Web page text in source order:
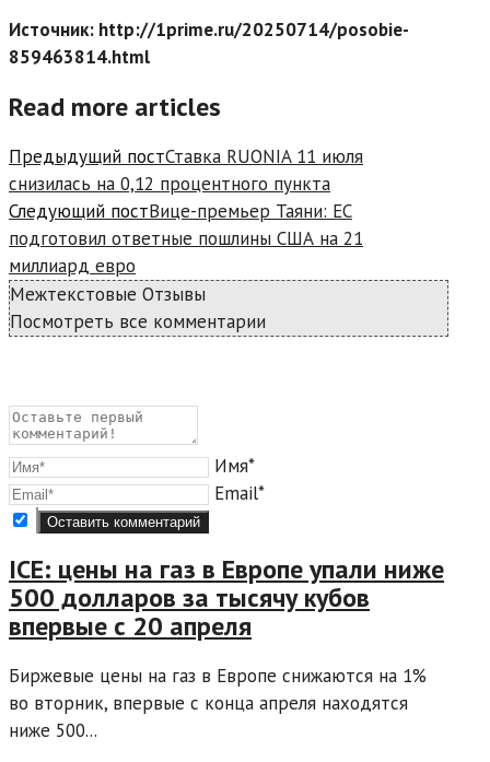
Источник: http://1prime.ru/20250714/posobie-
859463814.html
Read more articles
Предыдущий постСтавка RUONIA 11 июля
снизилась на 0,12 процентного пункта
Следующий постВице-премьер Таяни: ЕС
подготовил ответные пошлины США на 21
миллиард евро
Межтекстовые Отзывы
Посмотреть все комментарии
Имя*
Email*
ICE: цены на газ в Европе упали ниже
500 долларов за тысячу кубов
впервые с 20 апреля
Биржевые цены на газ в Европе снижаются на 1%
во вторник, впервые с конца апреля находятся
ниже 500...